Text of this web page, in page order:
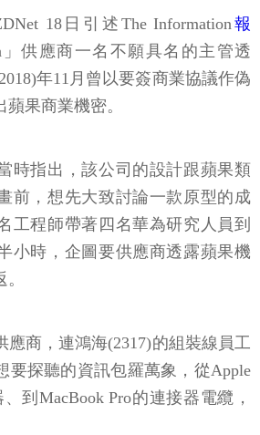
18日引述The Information報
」供應商一名不願具名的主管透
年11月曾以要簽商業協議作偽
果商業機密。
時指出，該公司的設計跟蘋果類
前，想先大致討論一款原型的成
工程師帶著四名華為研究人員到
小時，企圖要供應商透露蘋果機
應商，連鴻海(2317)的組裝線員工
要探聽的資訊包羅萬象，從Apple
到MacBook Pro的連接器電纜，